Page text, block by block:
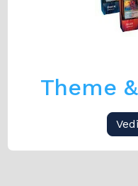
Theme